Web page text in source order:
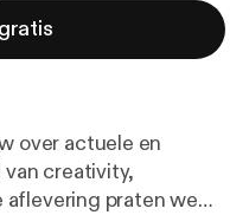
over actuele en
creativity,
aflevering praten we